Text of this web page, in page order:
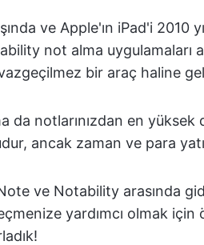
ve Apple'ın iPad'i 2010
not alma uygulamaları
bir araç haline
da notlarınızdan en yüksek
ancak zaman ve para
ve Notability arasında
yardımcı olmak